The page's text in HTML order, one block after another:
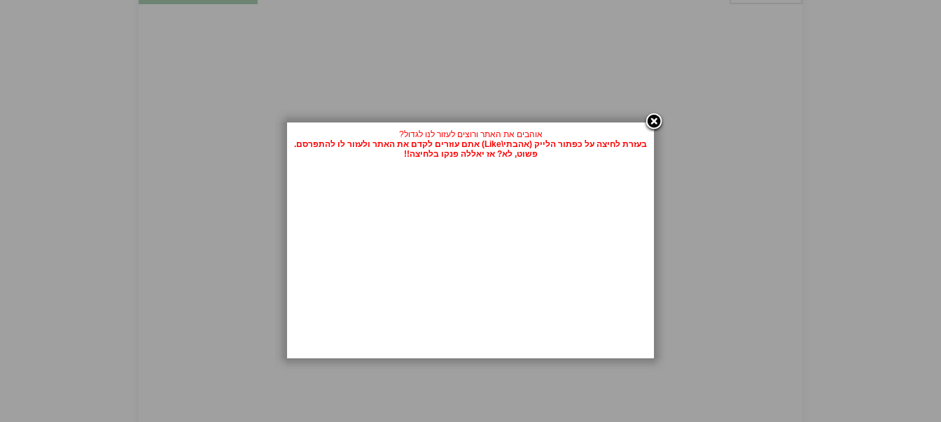
אוהבים את האתר ורוצים לעזור לנו לגדול?
בעזרת לחיצה על כפתור הלייק (אהבתי\Like) אתם עוזרים לקדם את האתר ולעזור לו להתפרסם.
פשוט, לא? אז יאללה פנקו בלחיצה!!